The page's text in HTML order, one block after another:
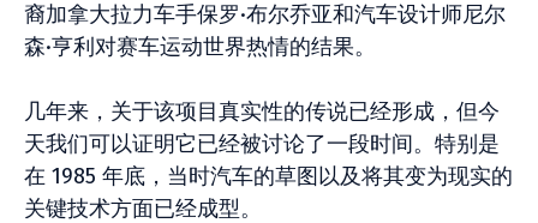
裔加拿大拉力车手保罗·布尔乔亚和汽车设计师尼​​尔
森·亨利对赛车运动世界热情的结果。
几年来，关于该项目真实性的传说已经形成，但今
天我们可以证明它已经被讨论了一段时间。特别是
在 1985 年底，当时汽车的草图以及将其变为现实的
关键技术方面已经成型。